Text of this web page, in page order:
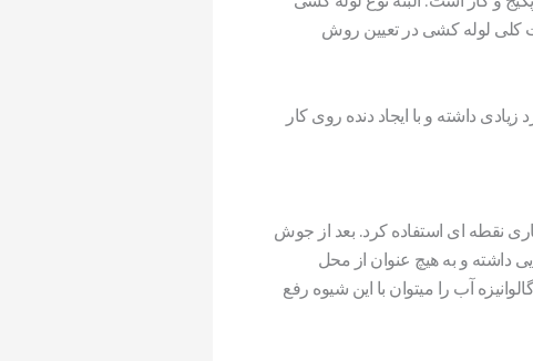
کلی لوله کشی در تعیین روش
داشته و با ایجاد دنده روی کار
نقطه ای استفاده کرد. بعد از جوش
داشته و به هیچ عنوان از محل
آب را میتوان با این شیوه رفع